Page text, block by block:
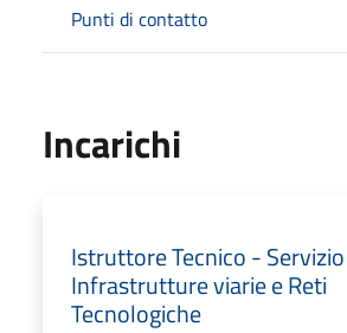
Punti di contatto
Incarichi
Istruttore Tecnico - Servizio
Infrastrutture viarie e Reti
Tecnologiche